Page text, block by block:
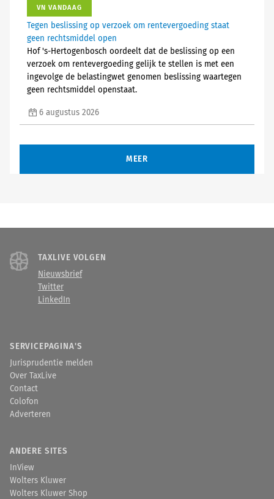
VN VANDAAG
Tegen beslissing op verzoek om rentevergoeding staat
geen rechtsmiddel open
Hof 's-Hertogenbosch oordeelt dat de beslissing op een
verzoek om rentevergoeding gelijk te stellen is met een
ingevolge de belastingwet genomen beslissing waartegen
geen rechtsmiddel openstaat.
6 augustus 2026
MEER
TAXLIVE VOLGEN
Nieuwsbrief
Twitter
LinkedIn
SERVICEPAGINA'S
Jurisprudentie melden
Over TaxLive
Contact
Colofon
Adverteren
ANDERE SITES
InView
Wolters Kluwer
Wolters Kluwer Shop